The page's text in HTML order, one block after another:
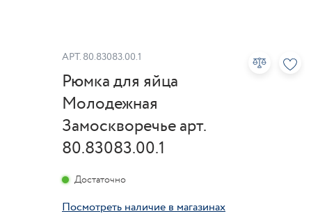
АРТ. 80.83083.00.1
Рюмка для яйца
Молодежная
Замоскворечье арт.
80.83083.00.1
Посмотреть наличие в магазинах
Достаточно